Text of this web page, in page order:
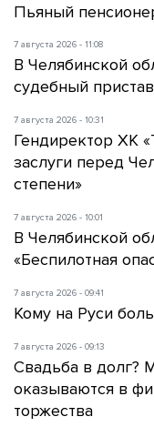
Пьяный
7 августа 2026 - 11:08
В Челябинской
судебный пристав
7 августа 2026 - 10:31
Гендиректор ХК
заслуги перед
степени»
7 августа 2026 - 10:01
В Челябинской
«Беспилотная
7 августа 2026 - 09:41
Кому на Руси
7 августа 2026 - 09:13
Свадьба в долг?
оказываются в
торжества